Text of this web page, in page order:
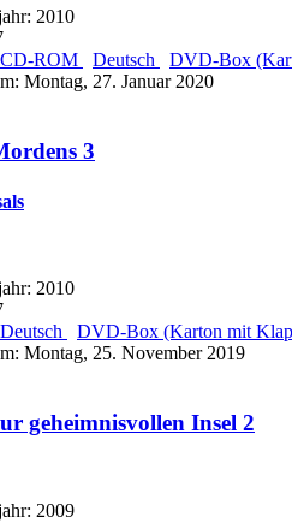
2010
CD-ROM Deutsch DVD-Box
Montag, 27. Januar 2020
3
2010
Deutsch DVD-Box (Karton mit
Montag, 25. November 2019
geheimnisvollen Insel 2
2009